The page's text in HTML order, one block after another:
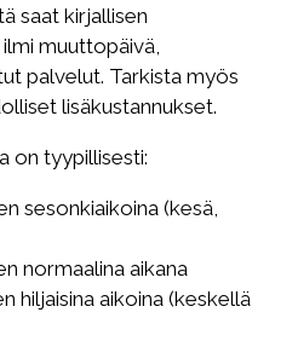
saat kirjallisen
muuttopäivä,
palvelut. Tarkista myös
lisäkustannukset.
on tyypillisesti:
sesonkiaikoina (kesä,
normaalina aikana
hiljaisina aikoina (keskellä